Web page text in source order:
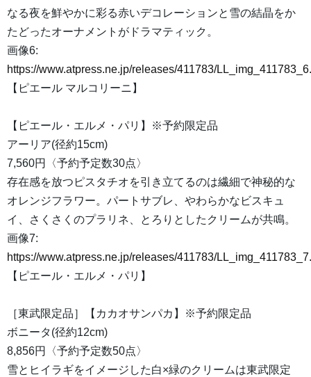
なる夜を鮮やかに彩る赤いデコレーションと雪の結晶をか
たどったオーナメントがドラマティック。
画像6:
https://www.atpress.ne.jp/releases/411783/
【ピエール マルコリーニ】
【ピエール・エルメ・パリ】※予約限定品
アーリア(径約15cm)
7,560円〈予約予定数30点〉
存在感を放つピスタチオを引き立てるのは繊細で神秘的な
オレンジフラワー。パートサブレ、やわらかなビスキュ
イ、さくさくのプラリネ、とろりとしたクリームが共鳴。
画像7:
https://www.atpress.ne.jp/releases/411783/
【ピエール・エルメ・パリ】
［東武限定品］【カカオサンパカ】※予約限定品
ボニータ(径約12cm)
8,856円〈予約予定数50点〉
雪とヒイラギをイメージした白×緑のクリームは東武限定